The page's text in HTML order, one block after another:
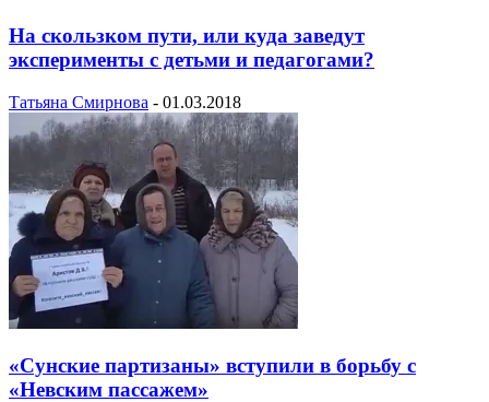
На скользком пути, или куда заведут
эксперименты с детьми и педагогами?
Татьяна Смирнова - 01.03.2018
«Сунские партизаны» вступили в борьбу с
«Невским пассажем»